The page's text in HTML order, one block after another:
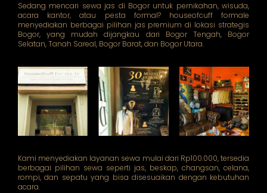
Sedang mencari sewa jas di Bogor untuk pernikahan, wisuda,
acara kantor, atau pesta formal? houseofcuff formale
menyediakan berbagai pilihan jas premium di lokasi strategis
Bogor, yang mudah dijangkau dari Bogor Tengah, Bogor
Selatan, Tanah Sareal, Bogor Barat, dan Bogor Utara.
Kami menyediakan layanan sewa mulai dari Rp100.000, tersedia
berbagai pilihan sewa seperti jas, beskap, changsan, celana,
rompi, dan sepatu yang bisa disesuaikan dengan kebutuhan
acara.